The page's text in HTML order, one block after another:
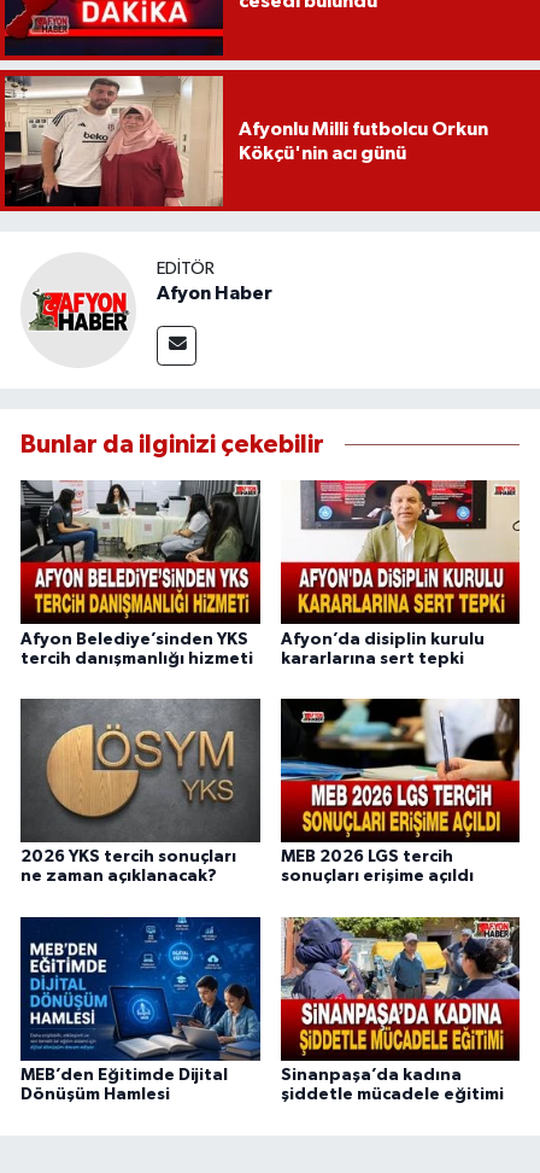
Afyonlu Milli futbolcu Orkun
Kökçü'nin acı günü
EDITÖR
Afyon Haber
Bunlar da ilginizi çekebilir
Afyon Belediye’sinden YKS
tercih danışmanlığı hizmeti
Afyon’da disiplin kurulu
kararlarına sert tepki
2026 YKS tercih sonuçları
ne zaman açıklanacak?
MEB 2026 LGS tercih
sonuçları erişime açıldı
MEB’den Eğitimde Dijital
Dönüşüm Hamlesi
Sinanpaşa’da kadına
şiddetle mücadele eğitimi